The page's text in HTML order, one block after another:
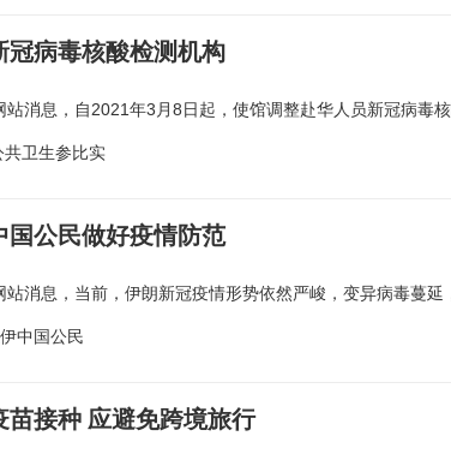
冠病毒核酸检测机构
消息，自2021年3月8日起，使馆调整赴华人员新冠病毒
卫生参比实
国公民做好疫情防范
消息，当前，伊朗新冠疫情形势依然严峻，变异病毒蔓
中国公民
接种 应避免跨境旅行